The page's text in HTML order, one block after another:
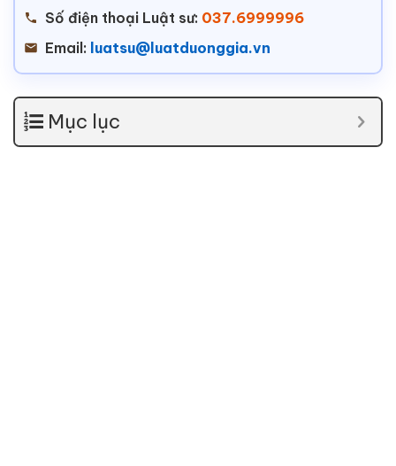
Số điện thoại Luật sư: 037.6999996
Email: luatsu@luatduonggia.vn
Mục lục